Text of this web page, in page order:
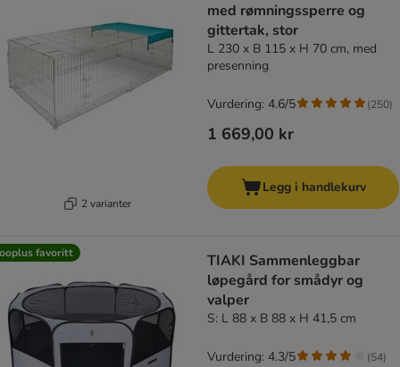
2 varianter
med rømningssperre og
gittertak, stor
L 230 x B 115 x H 70 cm, med
presenning
1 669,00 kr
Vurdering: 4.6/5 (250)
Legg i handlekurv
favoritt
TIAKI Sammenleggbar
løpegård for smådyr og
valper
S: L 88 x B 88 x H 41,5 cm
Vurdering: 4.3/5 (54)